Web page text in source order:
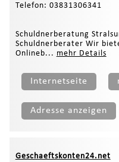
Telefon: 03831306341
Schuldnerberatung
Schuldnerberater Wir
Onlineb... mehr Details
Internetseite
Adresse anzeigen
Geschaeftskonten24.net